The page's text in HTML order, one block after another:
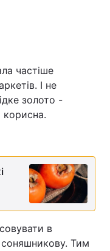
частіше
І не
золото -
корисна.
в
соняшникову. Тим